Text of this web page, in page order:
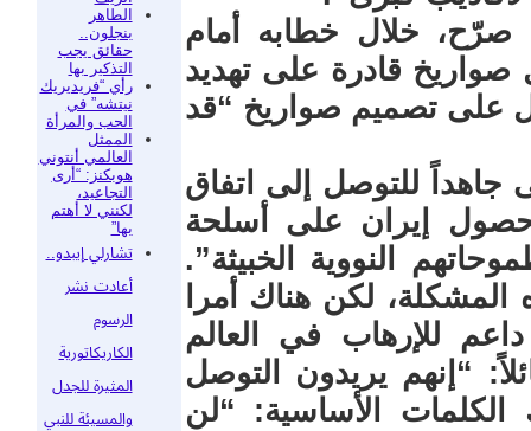
الطاهر
بنجلون..
حقائق يجب
التذكير بها
رأي “فريديريك
نيتشه” في
الحب والمرأة
الممثل
العالمي أنتوني
هوبكنز: “أرى
التجاعيد،
لكنني لا أهتم
بها”
تشارلي إيبدو..
أعادت نشر
الرسوم
الكاريكاتورية
المثيرة للجدل
والمسيئة للنبي
صرّح، خلال خطابه أمام
قادرة على تهديد
على تصميم صواريخ “قد
للتوصل إلى اتفاق
إيران على أسلحة
النووية الخبيثة”.
المشكلة، لكن هناك أمرا
للإرهاب في العالم
“إنهم يريدون التوصل
الكلمات الأساسية: “لن